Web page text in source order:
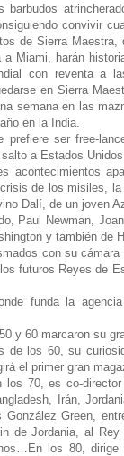
barbudos
convivir
de Sierra Maestra,
a Miami, harán
con reventa a
en Sierra
semana en las
en la India.
prefiere ser free-
a Estados
acontecimientos
de los misiles,
Dalí, de un joven
Paul Newman,
y también de
con su
futuros Reyes de
funda la
y 60 marcaron su
de los 60, su
el primer gran
los 70, es co-
Irán,
González Green,
de Jordania, al
los 80, dirige